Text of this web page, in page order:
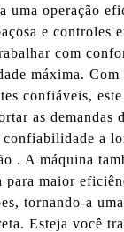
uma operação
e controles
com
máxima. Com
confiáveis,
as demandas
confiabilidade a
. A máquina
para maior
tornando-a
Esteja você